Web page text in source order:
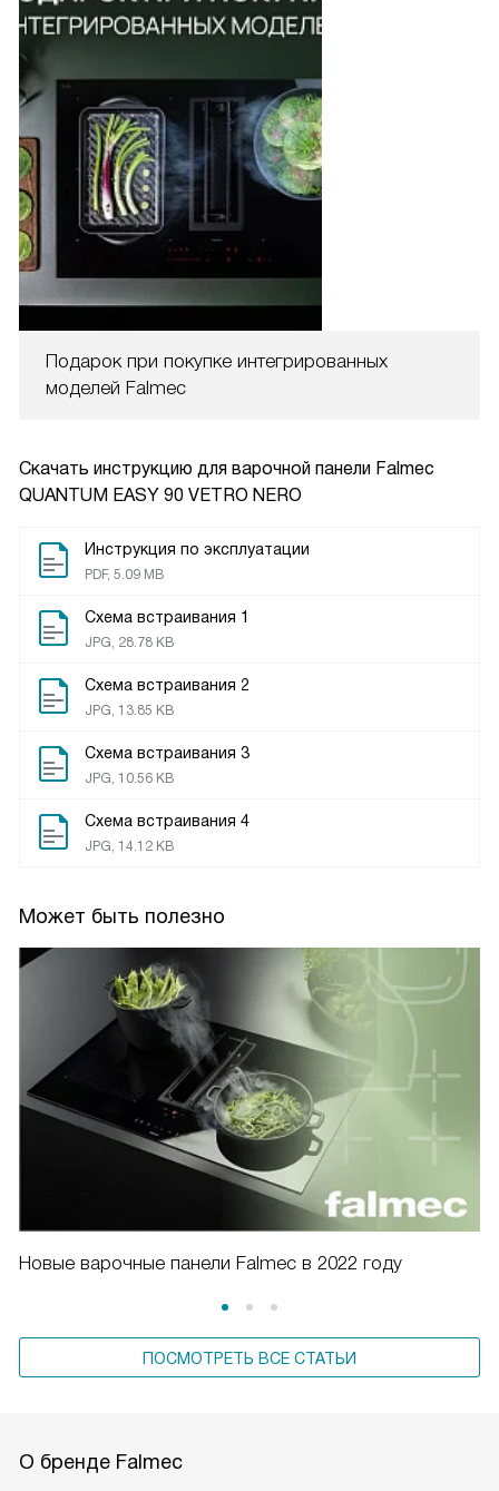
Подарок при покупке интегрированных
моделей Falmec
Скачать инструкцию для варочной панели Falmec
QUANTUM EASY 90 VETRO NERO
Инструкция по эксплуатации
PDF, 5.09 MB
Схема встраивания 1
JPG, 28.78 KB
Схема встраивания 2
JPG, 13.85 KB
Схема встраивания 3
JPG, 10.56 KB
Схема встраивания 4
JPG, 14.12 KB
Может быть полезно
Новые варочные панели Falmec в 2022 году
ПОСМОТРЕТЬ ВСЕ СТАТЬИ
О бренде Falmec